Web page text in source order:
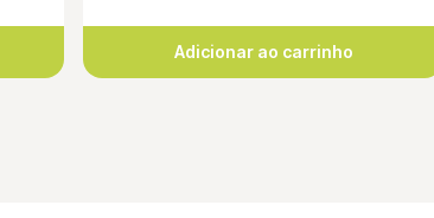
Adicionar ao carrinho